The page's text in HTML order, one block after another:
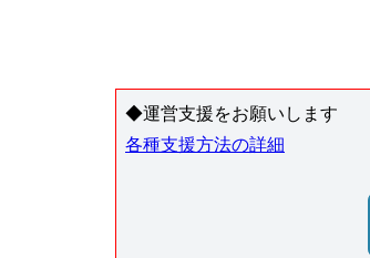
◆運営支援をお願いします
各種支援方法の詳細